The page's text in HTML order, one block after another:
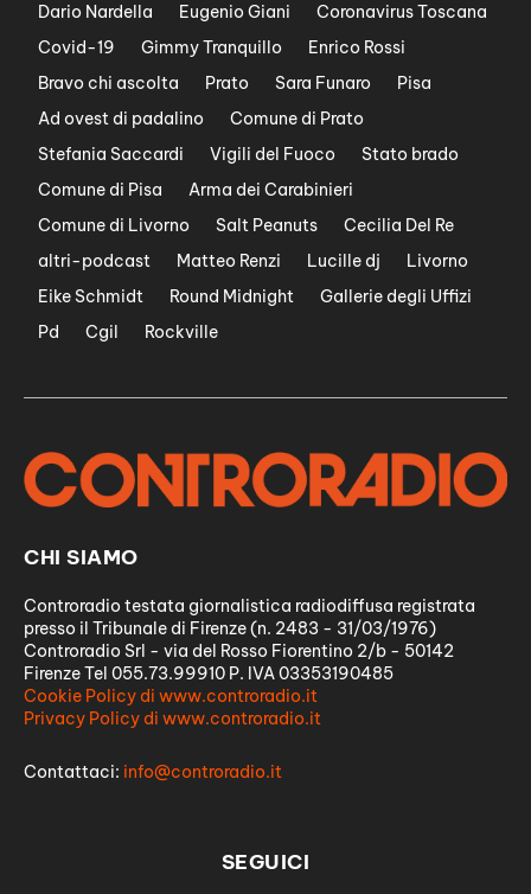
Dario Nardella
Eugenio Giani
Coronavirus Toscana
Covid-19
Gimmy Tranquillo
Enrico Rossi
Bravo chi ascolta
Prato Sara Funaro
Pisa
Ad ovest di padalino
Comune di Prato
Stefania Saccardi
Vigili del Fuoco
Stato brado
Comune di Pisa
Arma dei Carabinieri
Comune di Livorno
Salt Peanuts
Cecilia Del Re
altri-podcast
Matteo Renzi Lucille dj
Livorno
Eike Schmidt
Round Midnight
Gallerie degli Uffizi
Pd
Cgil Rockville
CHI SIAMO
Controradio testata giornalistica radiodiffusa registrata
presso il Tribunale di Firenze (n. 2483 - 31/03/1976)
Controradio Srl - via del Rosso Fiorentino 2/b - 50142
Firenze Tel 055.73.99910 P. IVA 03353190485
Cookie Policy di www.controradio.it
Privacy Policy di www.controradio.it
Contattaci: info@controradio.it
SEGUICI